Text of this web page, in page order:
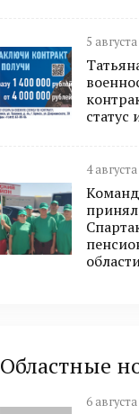
5
статус
4
Областные
6